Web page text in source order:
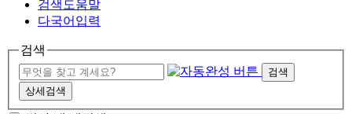
검색도움말
다국어입력
검색
검색
상세검색